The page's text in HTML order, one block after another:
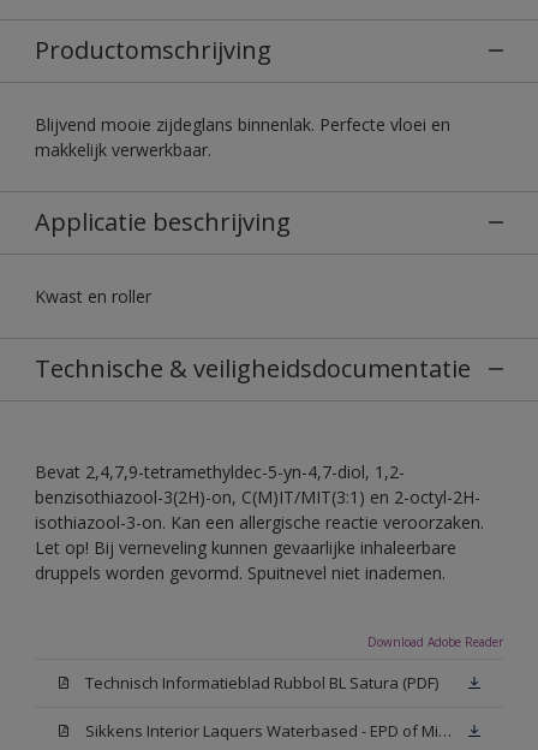
Productomschrijving
Blijvend mooie zijdeglans binnenlak. Perfecte vloei en
makkelijk verwerkbaar.
Applicatie beschrijving
Kwast en roller
Technische & veiligheidsdocumentatie
Bevat 2,4,7,9-tetramethyldec-5-yn-4,7-diol, 1,2-
benzisothiazool-3(2H)-on, C(M)IT/MIT(3:1) en 2-octyl-2H-
isothiazool-3-on. Kan een allergische reactie veroorzaken.
Let op! Bij verneveling kunnen gevaarlijke inhaleerbare
druppels worden gevormd. Spuitnevel niet inademen.
Download Adobe Reader
Technisch Informatieblad Rubbol BL Satura (PDF)
Sikkens Interior Laquers Waterbased - EPD of Milieuproductverklaring